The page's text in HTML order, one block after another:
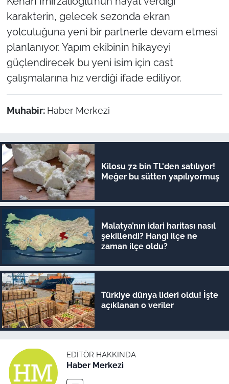
karakterin, gelecek sezonda ekran
yolculuğuna yeni bir partnerle devam etmesi
planlanıyor. Yapım ekibinin hikayeyi
güçlendirecek bu yeni isim için cast
çalışmalarına hız verdiği ifade ediliyor.
Muhabir: Haber Merkezi
Kilosu 72 bin TL'den satılıyor!
Meğer bu sütten yapılıyormuş
Malatya’nın idari haritası nasıl
şekillendi? Hangi ilçe ne
zaman ilçe oldu?
Türkiye dünya lideri oldu! İşte
açıklanan o veriler
EDITÖR HAKKINDA
Haber Merkezi